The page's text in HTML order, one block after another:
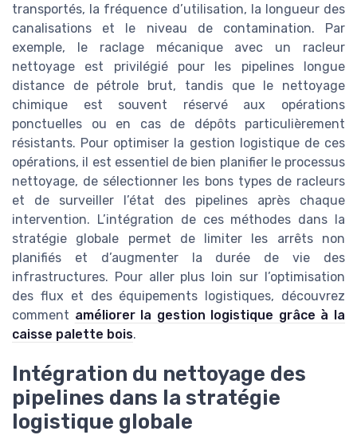
transportés, la fréquence d’utilisation, la longueur des
canalisations et le niveau de contamination. Par
exemple, le raclage mécanique avec un racleur
nettoyage est privilégié pour les pipelines longue
distance de pétrole brut, tandis que le nettoyage
chimique est souvent réservé aux opérations
ponctuelles ou en cas de dépôts particulièrement
résistants. Pour optimiser la gestion logistique de ces
opérations, il est essentiel de bien planifier le processus
nettoyage, de sélectionner les bons types de racleurs
et de surveiller l’état des pipelines après chaque
intervention. L’intégration de ces méthodes dans la
stratégie globale permet de limiter les arrêts non
planifiés et d’augmenter la durée de vie des
infrastructures. Pour aller plus loin sur l’optimisation
des flux et des équipements logistiques, découvrez
comment améliorer la gestion logistique grâce à la
caisse palette bois.
Intégration du nettoyage des
pipelines dans la stratégie
logistique globale